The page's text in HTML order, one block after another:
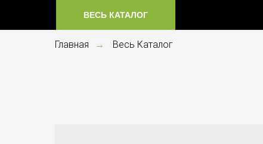
ВЕСЬ КАТАЛОГ
Главная → Весь Каталог